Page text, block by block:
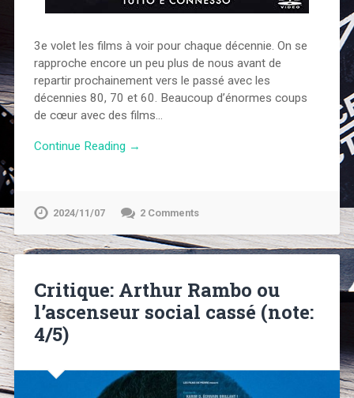
3e volet les films à voir pour chaque décennie. On se
rapproche encore un peu plus de nous avant de
repartir prochainement vers le passé avec les
décennies 80, 70 et 60. Beaucoup d’énormes coups
de cœur avec des films…
Continue Reading →
2024/11/07 2 Comments
Critique: Arthur Rambo ou
l’ascenseur social cassé (note:
4/5)